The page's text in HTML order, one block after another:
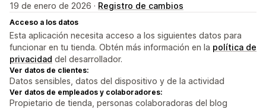
19 de enero de 2026 · Registro de cambios
Acceso a los datos
Esta aplicación necesita acceso a los siguientes datos para
funcionar en tu tienda. Obtén más información en la política de
privacidad del desarrollador.
Ver datos de clientes:
Datos sensibles, datos del dispositivo y de la actividad
Ver datos de empleados y colaboradores:
Propietario de tienda, personas colaboradoras del blog